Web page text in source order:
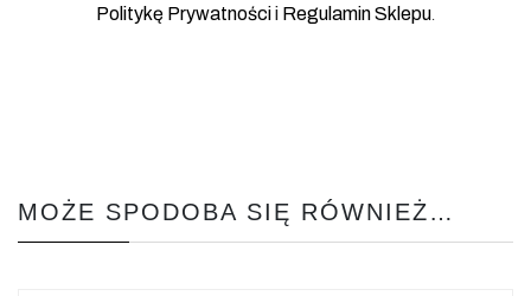
Politykę Prywatnościi Regulamin Sklepu
MOŻE SPODOBA SIĘ RÓWNIEŻ…